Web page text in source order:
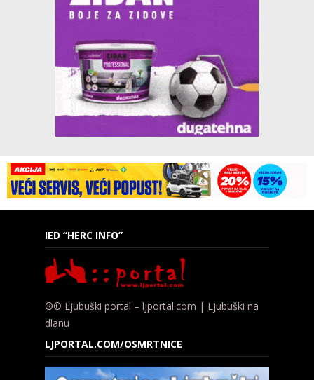
IED “HERC INFO”
®© Ljubuški portal – ljportal.com | Ljubuški na
dlanu
LJPORTAL.COM/OSMRTNICE